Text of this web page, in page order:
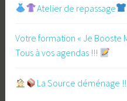
Atelier de repassage​
Votre formation « Je Booste
Tous à vos agendas !!!
​La Source déménage